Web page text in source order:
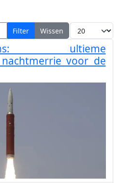
Filter Wissen Toon #
ultieme
voor de